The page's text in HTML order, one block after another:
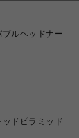
ルヘッドナー
ドピラミッド